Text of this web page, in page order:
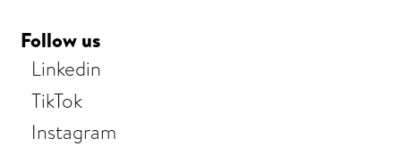
Follow us
Linkedin
TikTok
Instagram